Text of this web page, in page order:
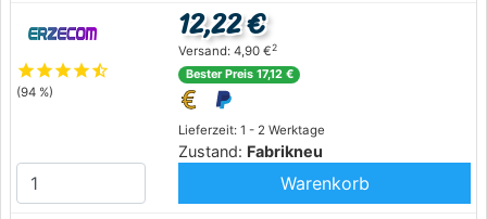
starstarstarstarstar_half
(94 %)
Lieferzeit: 1 - 2 Werktage
Zustand: Fabrikneu
12,22 €
Versand: 4,90 €2
Bester Preis 17,12 €
Warenkorb